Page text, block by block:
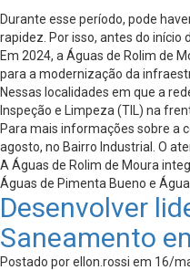
Durante esse período, pode
rapidez. Por isso, antes do
Em 2024, a Águas de Rolim de
para a modernização da
Nessas localidades em que a
Inspeção e Limpeza (TIL) na
Para mais informações sobre a
agosto, no Bairro Industrial. O
A Águas de Rolim de Moura
Águas de Pimenta Bueno e
Desenvolver
Saneamento
Postado por ellon.rossi em 16/